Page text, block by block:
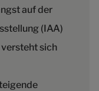
auf der
(IAA)
sich